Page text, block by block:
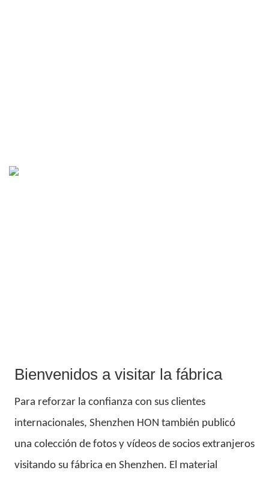
Bienvenidos a visitar la fábrica
Para reforzar la confianza con sus clientes
internacionales, Shenzhen HON también publicó
una colección de fotos y vídeos de socios extranjeros
visitando su fábrica en Shenzhen. El material